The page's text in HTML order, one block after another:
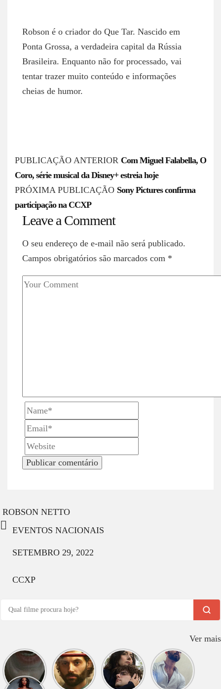
Robson é o criador do Que Tar. Nascido em
Ponta Grossa, a verdadeira capital da Rússia
Brasileira. Enquanto não for processado, vai
tentar trazer muito conteúdo e informações
cheias de humor.
P
o
s
t
PUBLICAÇÃO ANTERIOR Com Miguel Falabella, O
Coro, série musical da Disney+ estreia hoje
PRÓXIMA PUBLICAÇÃO Sony Pictures confirma
participação na CCXP
Leave a Comment
O seu endereço de e-mail não será publicado.
Campos obrigatórios são marcados com *
ROBSON NETTO
EVENTOS NACIONAIS
SETEMBRO 29, 2022
CCXP
Ver mais
O que
assistir
hoje?
Longlegs
O que
assistir
hoje?
VOCÊ
O que
assistir
hoje? O
Jardineiro
O que
assistir
hoje?
DEVA
O que